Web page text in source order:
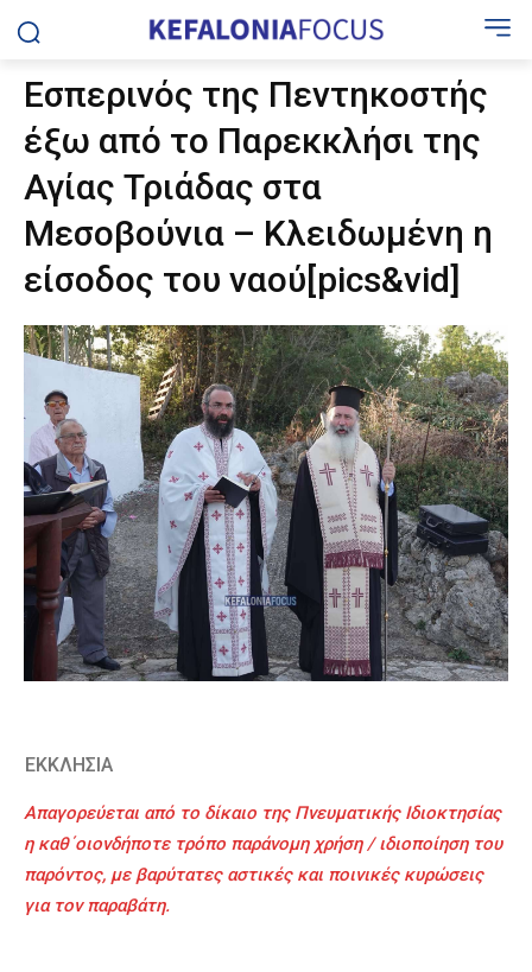
Εσπερινός της Πεντηκοστής
έξω από το Παρεκκλήσι της
Αγίας Τριάδας στα
Μεσοβούνια – Κλειδωμένη η
είσοδος του ναού[pics&vid]
ΕΚΚΛΗΣΙΑ
Απαγορεύεται από το δίκαιο της Πνευματικής Ιδιοκτησίας
η καθ΄οιονδήποτε τρόπο παράνομη χρήση / ιδιοποίηση του
παρόντος, με βαρύτατες αστικές και ποινικές κυρώσεις
για τον παραβάτη.